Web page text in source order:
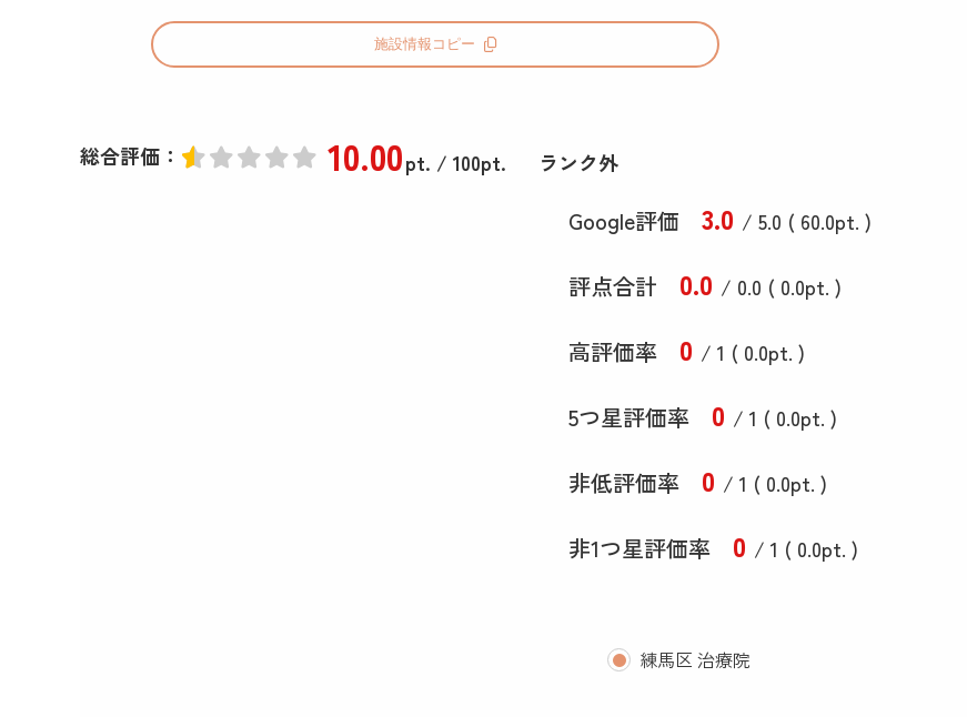
施設情報コピー
総合評価： 10.00pt. / 100pt. ランク外
Google評価 3.0 / 5.0 ( 60.0pt. )
評点合計 0.0 / 0.0 ( 0.0pt. )
高評価率 0 / 1 ( 0.0pt. )
5つ星評価率 0 / 1 ( 0.0pt. )
非低評価率 0 / 1 ( 0.0pt. )
非1つ星評価率 0 / 1 ( 0.0pt. )
練馬区 治療院